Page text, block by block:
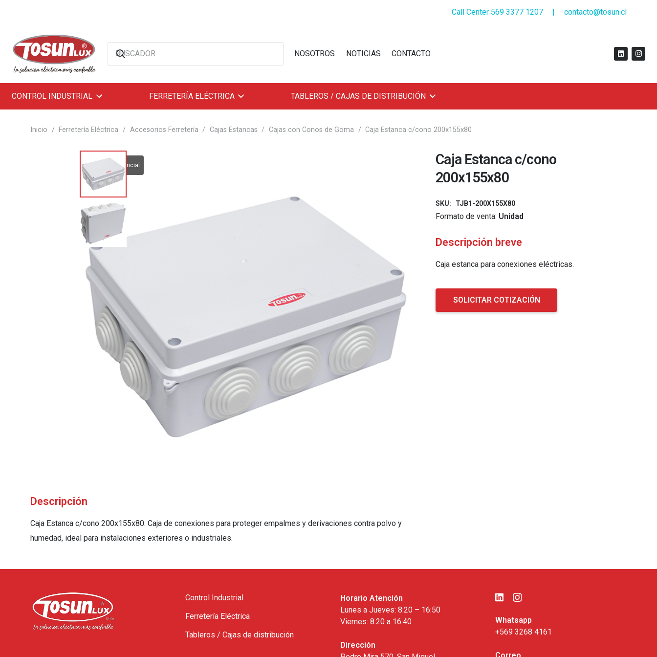
Call Center 569 3377 1207 | contacto@tosun.cl
NOSOTROS NOTICIAS CONTACTO
CONTROL INDUSTRIAL FERRETERÍA ELÉCTRICA TABLEROS / CAJAS DE DISTRIBUCIÓN
Inicio / Ferretería Eléctrica / Accesorios Ferretería / Cajas Estancas / Cajas con Conos de Goma / Caja Estanca c/cono 200x155x80
Descripción
Caja Estanca c/cono 200x155x80. Caja de conexiones para proteger empalmes y derivaciones contra polvo y
humedad, ideal para instalaciones exteriores o industriales.
Caja Estanca c/cono
200x155x80
SKU: TJB1-200X155X80
Formato de venta: Unidad
Descripción breve
Caja estanca para conexiones eléctricas.
SOLICITAR COTIZACIÓN
Control Industrial
Ferretería Eléctrica
Tableros / Cajas de distribución
Horario Atención
Lunes a Jueves: 8:20 – 16:50
Viernes: 8:20 a 16:40
Dirección
Whatsapp
+569 3268 4161